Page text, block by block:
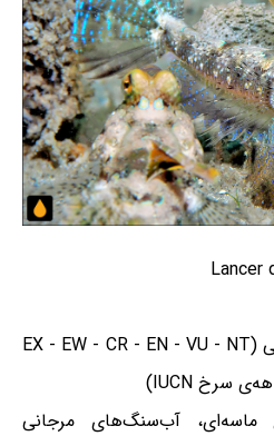
گونه‌ی با کم‌ترین نگرانی (EX - EW - CR - EN - VU - NT
ماسه‌ای، آب‌سنگ‌های مرجانی